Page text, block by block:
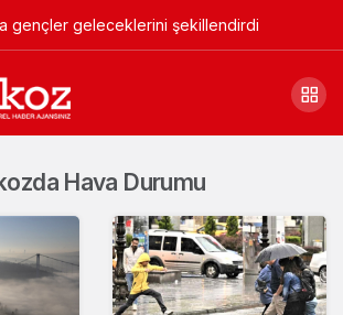
gençler geleceklerini şekillendirdi
Hava Durumu